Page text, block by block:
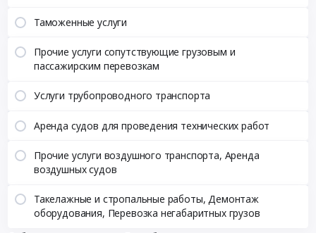
Таможенные услуги
Прочие услуги сопутствующие грузовым и
пассажирским перевозкам
Услуги трубопроводного транспорта
Аренда судов для проведения технических работ
Прочие услуги воздушного транспорта, Аренда
воздушных судов
Такелажные и стропальные работы, Демонтаж
оборудования, Перевозка негабаритных грузов